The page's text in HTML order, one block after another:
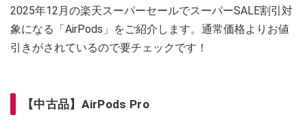
2025年12月の楽天スーパーセールでスーパーSALE割引対
象になる「AirPods」をご紹介します。通常価格よりお値
引きがされているので要チェックです！
【中古品】AirPods Pro